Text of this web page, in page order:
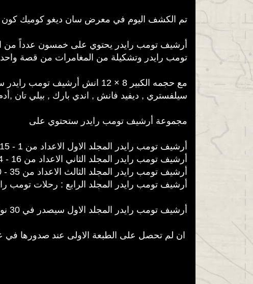
تم الكشف اليوم في معرض سان ديغو كوميك
تومب رايدر وتشكيلة من المغامرات من قصة واحدة في غلاف صلب
مع حجمه الكبير 8 × 12 انش
سيلفستري , ديفيد فانش , اندي بارك , بيلي تان
مجموعة أرشيف تومب رايدر ستحتوي على
أرشيف تومب رايدر المجلد الاول الاعداد من 1 - 15
أرشيف تومب رايدر المجلد الثاني الاعداد من 16 - 24 و 26 - 34
أرشيف تومب رايدر المجلد الثالث الاعداد من 35 - 50 و 0 و نصف
أرشيف تومب رايدر المجلد الرابع : رحلات تومب رايدر من 1 - 12 واعداد
أرشيف تومب رايدر المجلد الاول سيصدر في 30 نوفمبر 2016 يتبع بإصدار المجلدات الثلاثة الاخرى في 2017
ان لم تحصل على الطبعة الاولى عند صدورها في عام 1999 اذا فرصتك الان , اطلبها